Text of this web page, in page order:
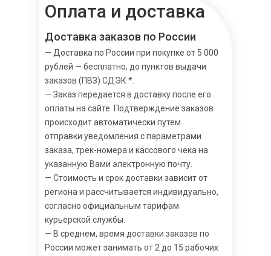
Оплата и доставка
Доставка заказов по России
— Доставка по России при покупке от 5 000
рублей — бесплатно, до пунктов выдачи
заказов (ПВЗ) СДЭК *.
— Заказ передается в доставку после его
оплаты на сайте. Подтверждение заказов
происходит автоматически путем
отправки уведомления с параметрами
заказа, трек-номера и кассового чека на
указанную Вами электронную почту.
— Стоимость и срок доставки зависит от
региона и рассчитывается индивидуально,
согласно официальным тарифам
курьерской службы.
— В среднем, время доставки заказов по
России может занимать от 2 до 15 рабочих